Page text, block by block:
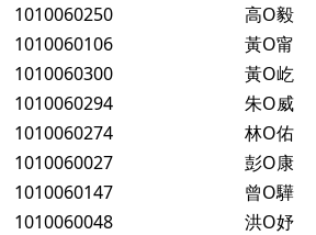
1010060250
高O毅
1010060106
黃O甯
1010060300
黃O屹
1010060294
朱O威
1010060274
林O佑
1010060027
彭O康
1010060147
曾O驊
1010060048
洪O妤